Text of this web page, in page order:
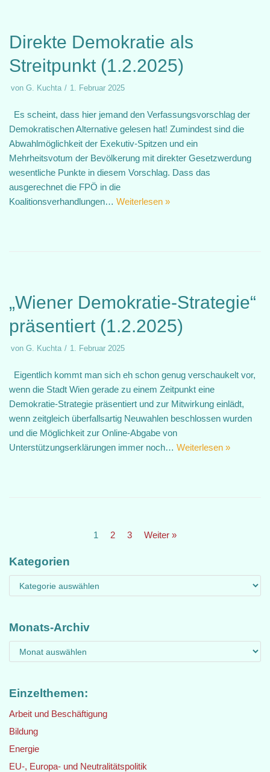
Direkte Demokratie als
Streitpunkt (1.2.2025)
von G. Kuchta 1. Februar 2025
Es scheint, dass hier jemand den Verfassungsvorschlag der
Demokratischen Alternative gelesen hat! Zumindest sind die
Abwahlmöglichkeit der Exekutiv-Spitzen und ein
Mehrheitsvotum der Bevölkerung mit direkter Gesetzwerdung
wesentliche Punkte in diesem Vorschlag. Dass das
ausgerechnet die FPÖ in die
Koalitionsverhandlungen… Weiterlesen »
„Wiener Demokratie-Strategie“
präsentiert (1.2.2025)
von G. Kuchta 1. Februar 2025
Eigentlich kommt man sich eh schon genug verschaukelt vor,
wenn die Stadt Wien gerade zu einem Zeitpunkt eine
Demokratie-Strategie präsentiert und zur Mitwirkung einlädt,
wenn zeitgleich überfallsartig Neuwahlen beschlossen wurden
und die Möglichkeit zur Online-Abgabe von
Unterstützungserklärungen immer noch… Weiterlesen »
1 2 3 Weiter »
Kategorien
Monats-Archiv
Einzelthemen:
Arbeit und Beschäftigung
Bildung
Energie
EU-, Europa- und Neutralitätspolitik